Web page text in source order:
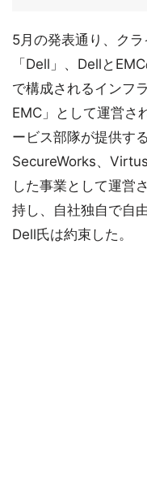
5月の発表通り、ク
「Dell」、Dellと
で構成されるインフ
EMC」として運営さ
ービス部隊が提供す
SecureWorks、
した事業として運営
持し、自社独自で自
Dell氏は約束した。